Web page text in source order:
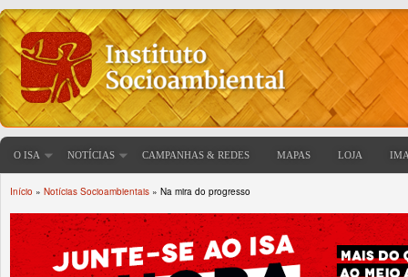
O ISA NOTÍCIAS CAMPANHAS & REDES MAPAS LOJA
Início » Notícias Socioambientais » Na mira do progresso